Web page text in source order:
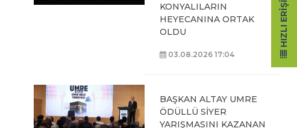
KONYALILARIN
HEYECANINA ORTAK
OLDU
03.08.2026 17:04
BAŞKAN ALTAY UMRE
ÖDÜLLÜ SİYER
YARIŞMASINI KAZANAN
HIZLI ERIŞIM